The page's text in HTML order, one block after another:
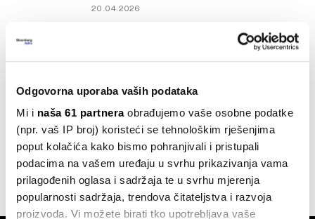
Odgovorna uporaba vaših podataka
Mi i naša 61 partneraobrađujemo vaše osobne podatke
(npr. vaš IP broj) koristeći se tehnološkim rješenjima
poput kolačića kako bismo pohranjivali i pristupali
podacima na vašem uređaju u svrhu prikazivanja vama
prilagođenih oglasa i sadržaja te u svrhu mjerenja
popularnosti sadržaja, trendova čitateljstva i razvoja
proizvoda. Vi možete birati tko upotrebljava vaše
20.04.2026
04.06.2025
Ekonomija
Optimizam kratkog daha, svijet
postaje sve zaduženiji i podjeljeniji
20.06.2024